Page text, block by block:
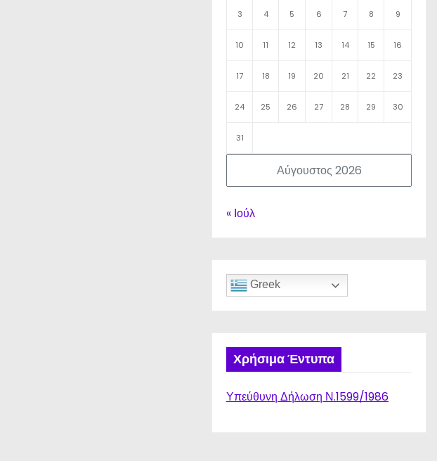
Αύγουστος 2026
3 4 5 6 7 8 9
10 11 12 13 14 15 16
17 18 19 20 21 22 23
24 25 26 27 28 29 30
31
« Ιούλ
Greek
Χρήσιμα Έντυπα
Υπεύθυνη Δήλωση Ν.1599/1986